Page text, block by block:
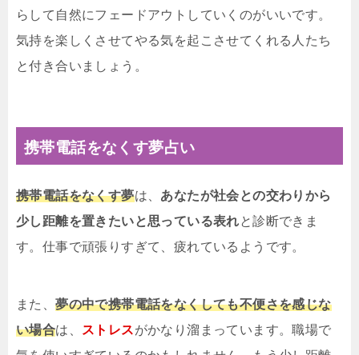
らして自然にフェードアウトしていくのがいいです。
気持を楽しくさせてやる気を起こさせてくれる人たち
と付き合いましょう。
携帯電話をなくす夢占い
携帯電話をなくす夢は、 あなたが社会との交わりから
少し距離を置きたいと思っている表れと診断できま
す。仕事で頑張りすぎて、疲れているようです。
また、夢の中で携帯電話をなくしても不便さを感じな
い場合は、 ストレスがかなり溜まっています。職場で